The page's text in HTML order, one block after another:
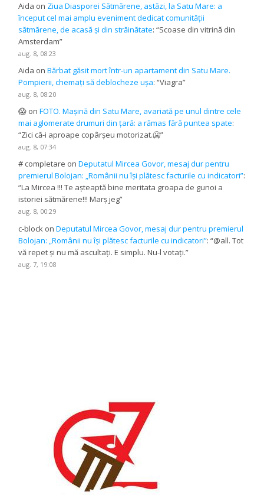
Aida on Ziua Diasporei Sătmărene, astăzi, la Satu Mare: a
început cel mai amplu eveniment dedicat comunității
sătmărene, de acasă și din străinătate: “Scoase din vitrină din
Amsterdam”
aug. 8, 08:23
Aida onBărbat găsit mort într-un apartament din Satu Mare.
Pompierii, chemați să deblocheze ușa: “Viagra”
aug. 8, 08:20
😱 onFOTO. Mașină din Satu Mare, avariată pe unul dintre cele
mai aglomerate drumuri din țară: a rămas fără puntea spate:
“Zici că-i aproape copârșeu motorizat.🥶”
aug. 8, 07:34
# completare onDeputatul Mircea Govor, mesaj dur pentru
premierul Bolojan: „Românii nu își plătesc facturile cu indicatori”:
“La Mircea !!! Te așteaptă bine meritata groapa de gunoi a
istoriei sătmărene!!! Marș jeg”
aug. 8, 00:29
c-block onDeputatul Mircea Govor, mesaj dur pentru premierul
Bolojan: „Românii nu își plătesc facturile cu indicatori”: “@all. Tot
vă repet și nu mă ascultați. E simplu. Nu-l votați.”
aug. 7, 19:08